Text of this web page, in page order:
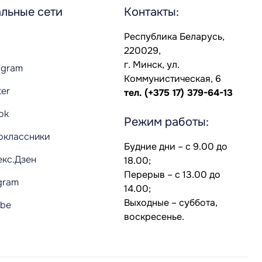
сети Контакты:
Республика Беларусь,
220029,
г. Минск, ул.
Коммунистическая, 6
тел. (+375 17) 379-64-13
Режим работы:
Будние дни – с 9.00 до
18.00;
Перерыв – с 13.00 до
14.00;
Выходные – суббота,
воскресенье.